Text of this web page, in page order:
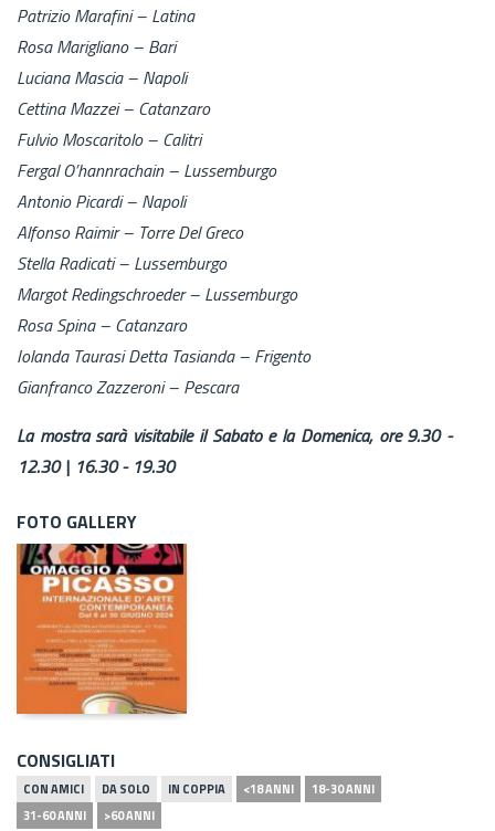
Patrizio Marafini – Latina
Rosa Marigliano – Bari
Luciana Mascia – Napoli
Cettina Mazzei – Catanzaro
Fulvio Moscaritolo – Calitri
Fergal O’hannrachain – Lussemburgo
Antonio Picardi – Napoli
Alfonso Raimir – Torre Del Greco
Stella Radicati – Lussemburgo
Margot Redingschroeder – Lussemburgo
Rosa Spina – Catanzaro
Iolanda Taurasi Detta Tasianda – Frigento
Gianfranco Zazzeroni – Pescara
La mostra sarà visitabile il Sabato e la Domenica, ore 9.30 -
12.30 | 16.30 - 19.30
FOTO GALLERY
CONSIGLIATI
CON AMICI DA SOLO IN COPPIA <18 ANNI
18-30 ANNI
31-60 ANNI
>60 ANNI